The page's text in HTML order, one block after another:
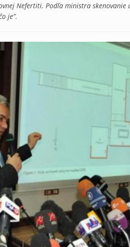
Nefertiti. Podľa ministra skenovanie
je”.